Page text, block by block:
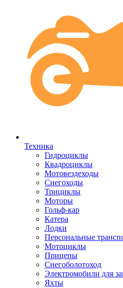
Техника
Гидроциклы
Квадроциклы
Мотовездеходы
Снегоходы
Трициклы
Моторы
Гольф-кар
Катера
Лодки
Персональные
Мотоциклы
Прицепы
Снегоболотоход
Электромобили для
Яхты